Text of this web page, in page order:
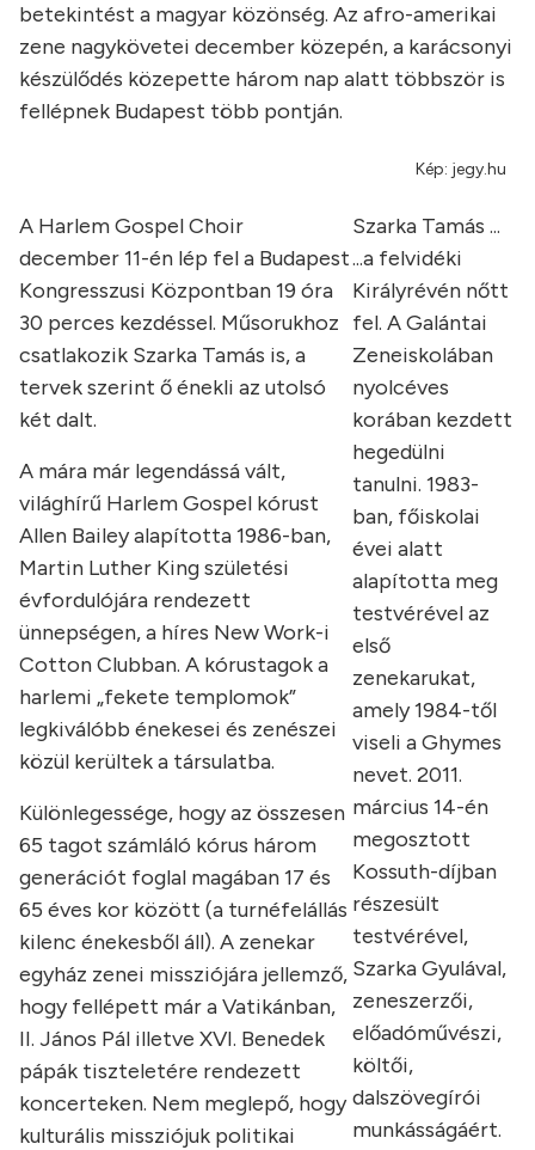
betekintést a magyar közönség. Az afro-amerikai
zene nagykövetei december közepén, a karácsonyi
készülődés közepette három nap alatt többször is
fellépnek Budapest több pontján.
Kép: jegy.hu
Szarka Tamás ...
...a felvidéki
Királyrévén nőtt
fel. A Galántai
Zeneiskolában
nyolcéves
korában kezdett
hegedülni
tanulni. 1983-
ban, főiskolai
évei alatt
alapította meg
testvérével az
első
zenekarukat,
amely 1984-től
viseli a Ghymes
nevet. 2011.
március 14-én
megosztott
Kossuth-díjban
részesült
testvérével,
Szarka Gyulával,
zeneszerzői,
előadóművészi,
költői,
dalszövegírói
munkásságáért.
A Harlem Gospel Choir
december 11-én lép fel a Budapest
Kongresszusi Központban 19 óra
30 perces kezdéssel. Műsorukhoz
csatlakozik Szarka Tamás is, a
tervek szerint ő énekli az utolsó
két dalt.
A mára már legendássá vált,
világhírű Harlem Gospel kórust
Allen Bailey alapította 1986-ban,
Martin Luther King születési
évfordulójára rendezett
ünnepségen, a híres New Work-i
Cotton Clubban. A kórustagok a
harlemi „fekete templomok”
legkiválóbb énekesei és zenészei
közül kerültek a társulatba.
Különlegessége, hogy az összesen
65 tagot számláló kórus három
generációt foglal magában 17 és
65 éves kor között (a turnéfelállás
kilenc énekesből áll). A zenekar
egyház zenei missziójára jellemző,
hogy fellépett már a Vatikánban,
II. János Pál illetve XVI. Benedek
pápák tiszteletére rendezett
koncerteken. Nem meglepő, hogy
kulturális missziójuk politikai